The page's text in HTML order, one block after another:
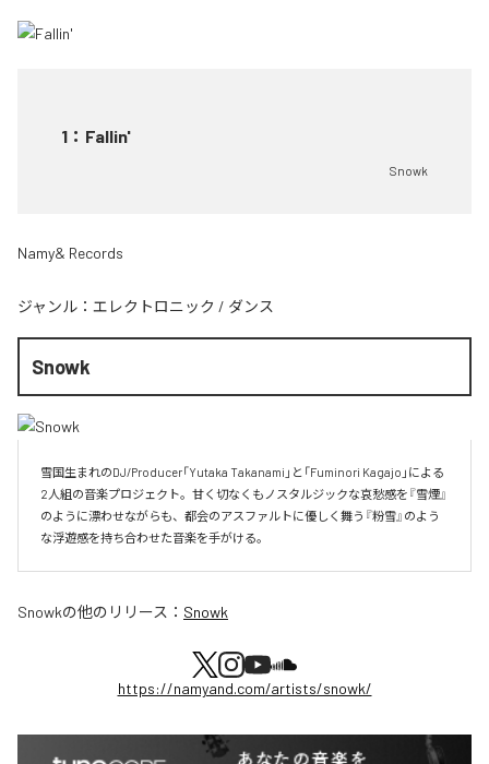
1 ： Fallin'
Snowk
Namy& Records
ジャンル： エレクトロニック / ダンス
Snowk
雪国生まれのDJ/Producer「Yutaka Takanami」と「Fuminori Kagajo」による
2人組の音楽プロジェクト。甘く切なくもノスタルジックな哀愁感を『雪煙』
のように漂わせながらも、都会のアスファルトに優しく舞う『粉雪』のよう
な浮遊感を持ち合わせた音楽を手がける。
Snowkの他のリリース： Snowk
https://namyand.com/artists/snowk/